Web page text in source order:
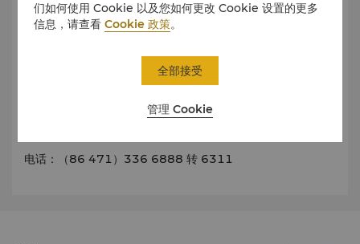
2019年度中餐厅——中国酒店风尚榜
更多媒体相关事宜，请联系我们的市场传媒经理：
电话：（86 471）336 6888 转 6311
们如何使用 Cookie 以及您如何更改 Cookie 设置的更多
信息，请查看Cookie 政策。
管理 Cookie
全部接受